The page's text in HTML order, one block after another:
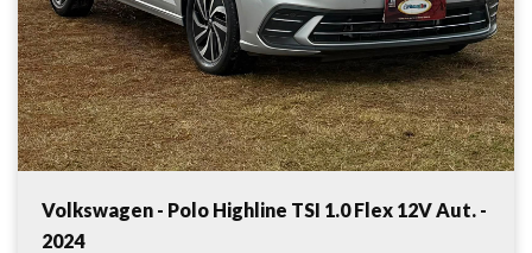
Volkswagen - Polo Highline TSI 1.0 Flex 12V Aut. -
2024